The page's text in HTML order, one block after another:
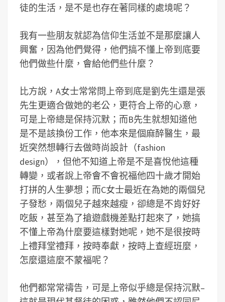
徒的生活，是不是也存在著同樣的處境呢？
我有一些朋友就認為信仰生活並不是那麼讓人
興奮，因為他們覺得，他們搞不懂上帝到底要
他們做些什麼，會給他們些什麼？
比方說，A女士常常問上帝到底是劉先生還是張
先生更適合做她的老公，更符合上帝的心意，
可是上帝總是保持沉默；而B先生就想知道他
是不是該換份工作，他本來是個麻醉醫生，最
近突然想轉行去做時尚設計（fashion
design），但他不知道上帝是不是喜悅他這種
轉變，或者說上帝會不會祝福他四十歲才開始
打拼的人生夢想；而C女士最近在為她的兩個兒
子發愁，兩個兒子越來越瘦，卻總是不肯好好
吃飯，甚至為了搶遊戲機差點打起來了，她搞
不懂上帝為什麼要這樣對她呢，她不是很按時
上禮拜堂禮拜，按時奉獻，按時上查經班麼，
怎麼還這麼不蒙福呢？
他們都常常禱告，可是上帝似乎總是保持沉默–